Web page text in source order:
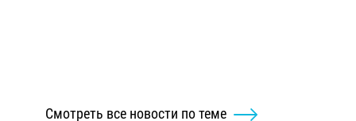
Смотреть все новости по теме